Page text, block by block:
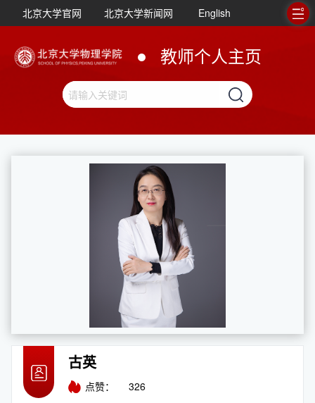
北京大学官网 北京大学新闻网 English
教师个人主页
古英
点赞： 326